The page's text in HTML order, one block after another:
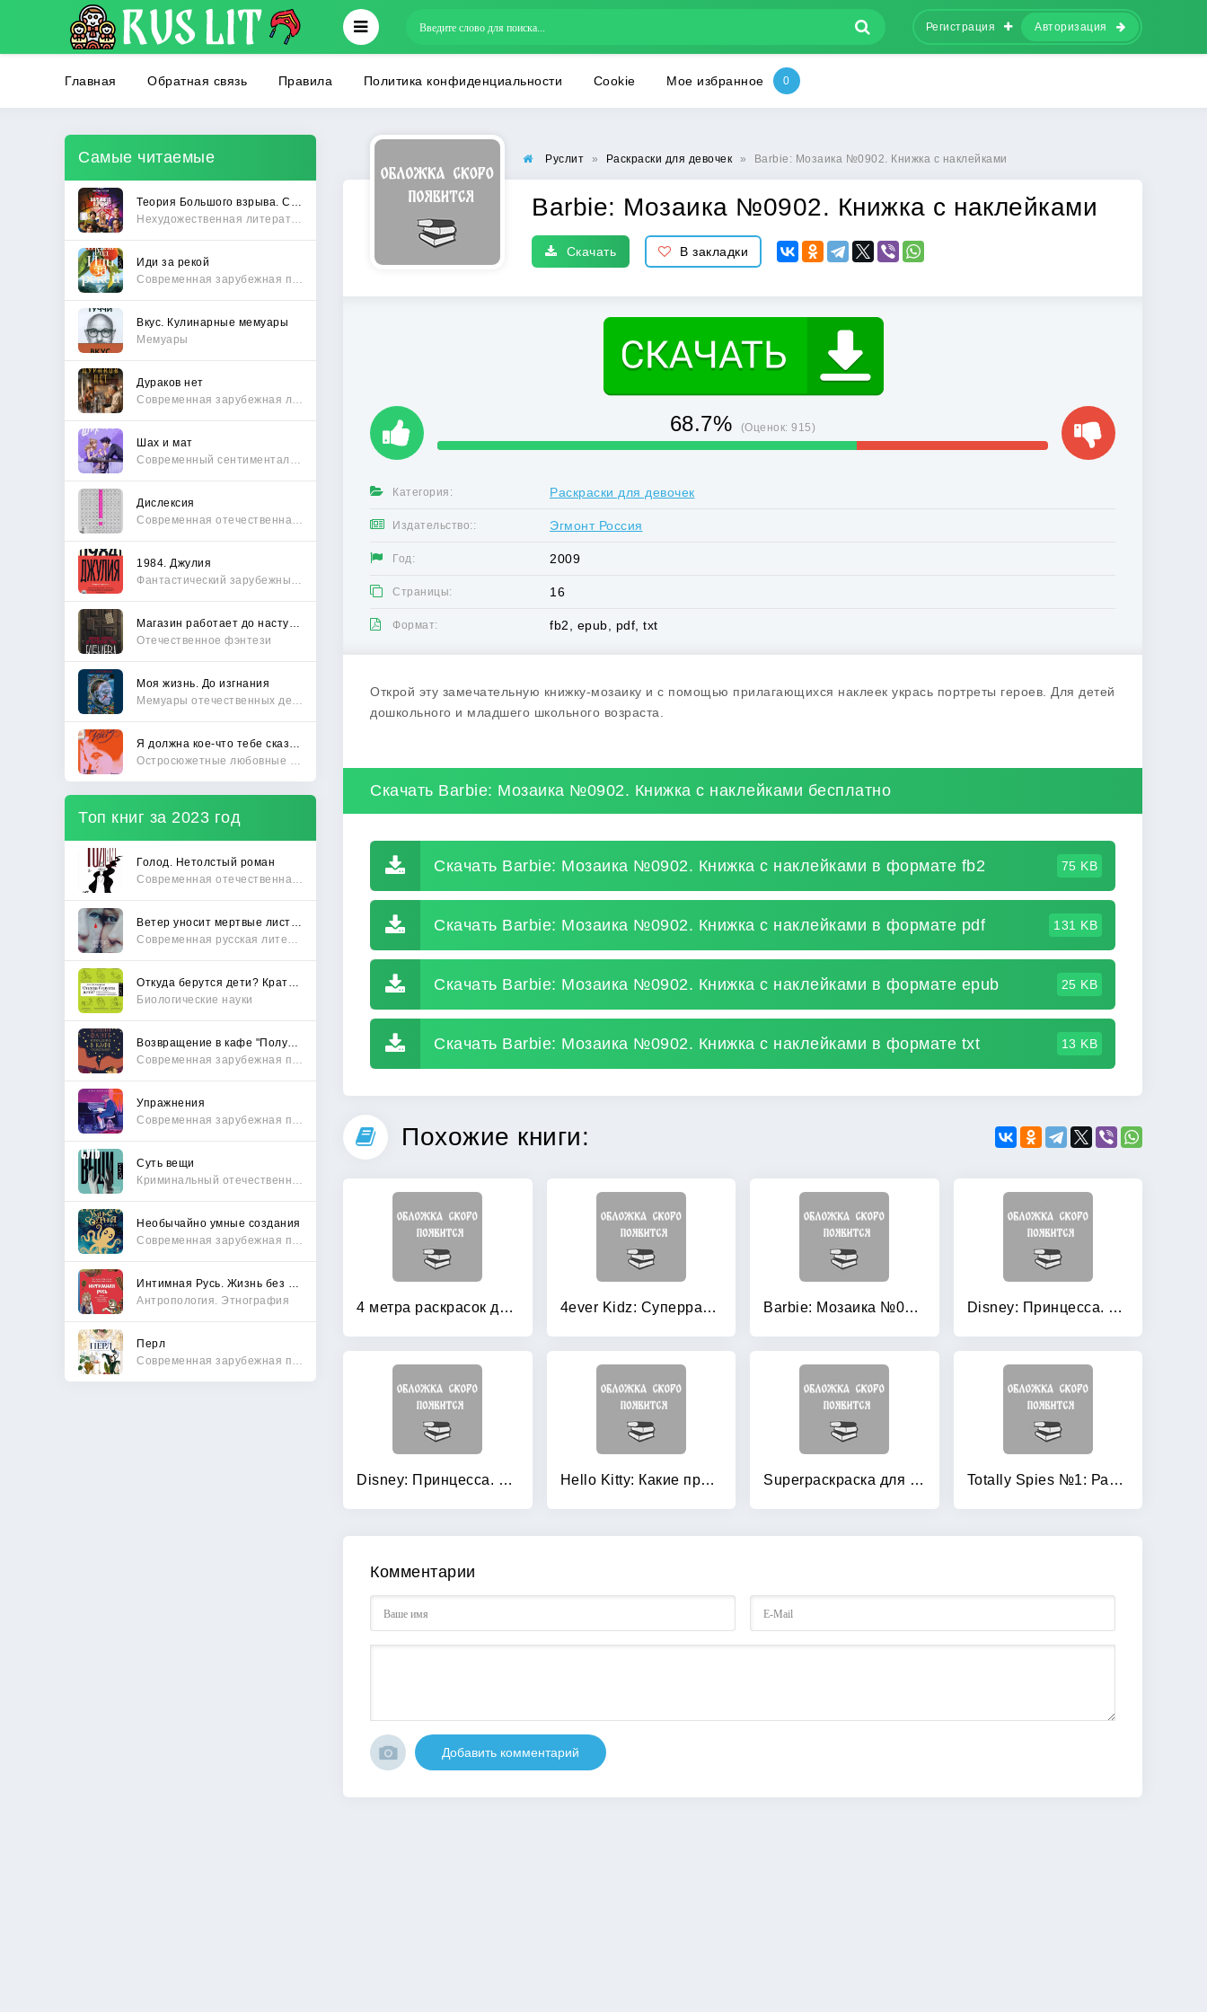
Регистрация Авторизация
Главная Обратная связь Правила Политика конфиденциальности Cookie Мое избранное
Самые читаемые
Иди за рекой
Вкус. Кулинарные мемуары
Мемуары
Дураков нет
Шах и мат
Дислексия
1984. Джулия
Отечественное фэнтези
Моя жизнь. До изгнания
Топ книг за 2023 год
Голод. Нетолстый роман
Биологические науки
Упражнения
Суть вещи
Необычайно умные создания
Антропология. Этнография
Перл
Руслит » Раскраски для девочек » Barbie: Мозаика №0902. Книжка с наклейками
Barbie: Мозаика №0902. Книжка с наклейками
Скачать В закладки
68.7% (Оценок:915)
Категория: Раскраски для девочек
Издательство:: Эгмонт Россия
Год: 2009
Страницы: 16
Формат: fb2, epub, pdf, txt
Открой эту замечательную книжку-мозаику и с помощью прилагающихся наклеек укрась портреты героев. Для детей
дошкольного и младшего школьного возраста.
Скачать Barbie: Мозаика №0902. Книжка с наклейками бесплатно
Скачать Barbie: Мозаика №0902. Книжка с наклейками в формате fb2 75 KB
Скачать Barbie: Мозаика №0902. Книжка с наклейками в формате pdf 131 KB
Скачать Barbie: Мозаика №0902. Книжка с наклейками в формате epub 25 KB
Скачать Barbie: Мозаика №0902. Книжка с наклейками в формате txt 13 KB
Похожие книги:
4 метра раскрасок для супердевочки (комплект из 4-х раскрасок) (количество томов: 4) 4ever Kidz: Суперраскраска Barbie: Мозаика №0901. Книжка с наклейками Disney: Принцесса. Водная раскраска. Арт. 104794
Disney: Принцесса. Водная раскраска. Арт. 21433 Hello Kitty: Какие праздники ты любишь? Superраскраска для девочек: Волшебные сны маленькой принцессы Totally Spies №1: Раскрась по образцу
Комментарии